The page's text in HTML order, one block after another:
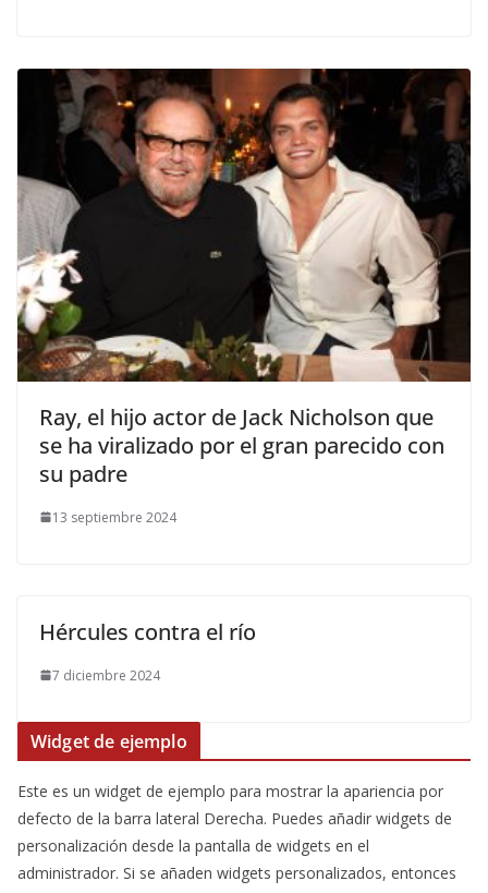
​Ray, el hijo actor de Jack Nicholson que
se ha viralizado por el gran parecido con
su padre
13 septiembre 2024
Hércules contra el río
7 diciembre 2024
Widget de ejemplo
Este es un widget de ejemplo para mostrar la apariencia por
defecto de la barra lateral Derecha. Puedes añadir widgets de
personalización desde la pantalla de widgets en el
administrador. Si se añaden widgets personalizados, entonces